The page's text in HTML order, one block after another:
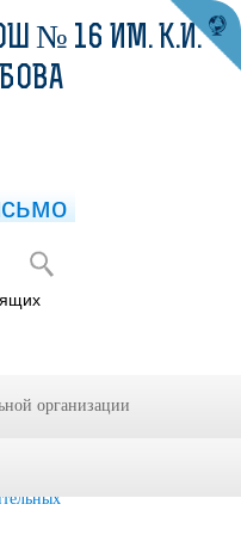
№ 16 ИМ. К.И.
организации